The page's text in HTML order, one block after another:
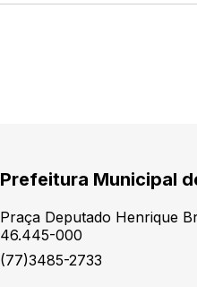
Prefeitura Municipal
Praça Deputado Henrique
46.445-000
(77)3485-2733